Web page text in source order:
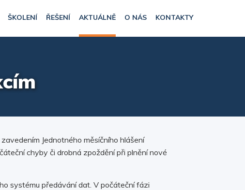
ŠKOLENÍ ŘEŠENÍ AKTUÁLNĚ O NÁS KONTAKTY
Jednotného měsíčního hlášení
chyby či drobná zpoždění při plnění nové
systému předávání dat. V počáteční fázi